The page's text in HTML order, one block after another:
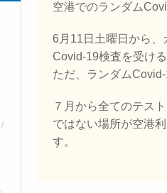
空港でのランダム
6月11日土曜日から
Covid-19検査を受け
ただ、ランダム
７月から全てのテス
ではない場所が空港
す。